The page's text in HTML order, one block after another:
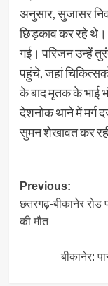
अनुसार, सुजासर
छिड़काव कर रहे थे।
गई। परिजन उन्हें
पहुंचे, जहां
के बाद मृतक के भाई
देशनोक थाने में मर्ग
सुमन शेखावत कर
Post
Previous:
छतरगढ़-बीकानेर रोड
की मौत
बीकानेर: